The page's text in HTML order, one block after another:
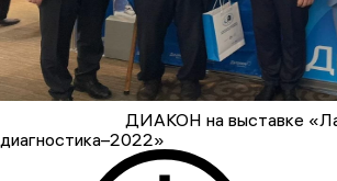
ДИАКОН на выставке
диагностика–2022»